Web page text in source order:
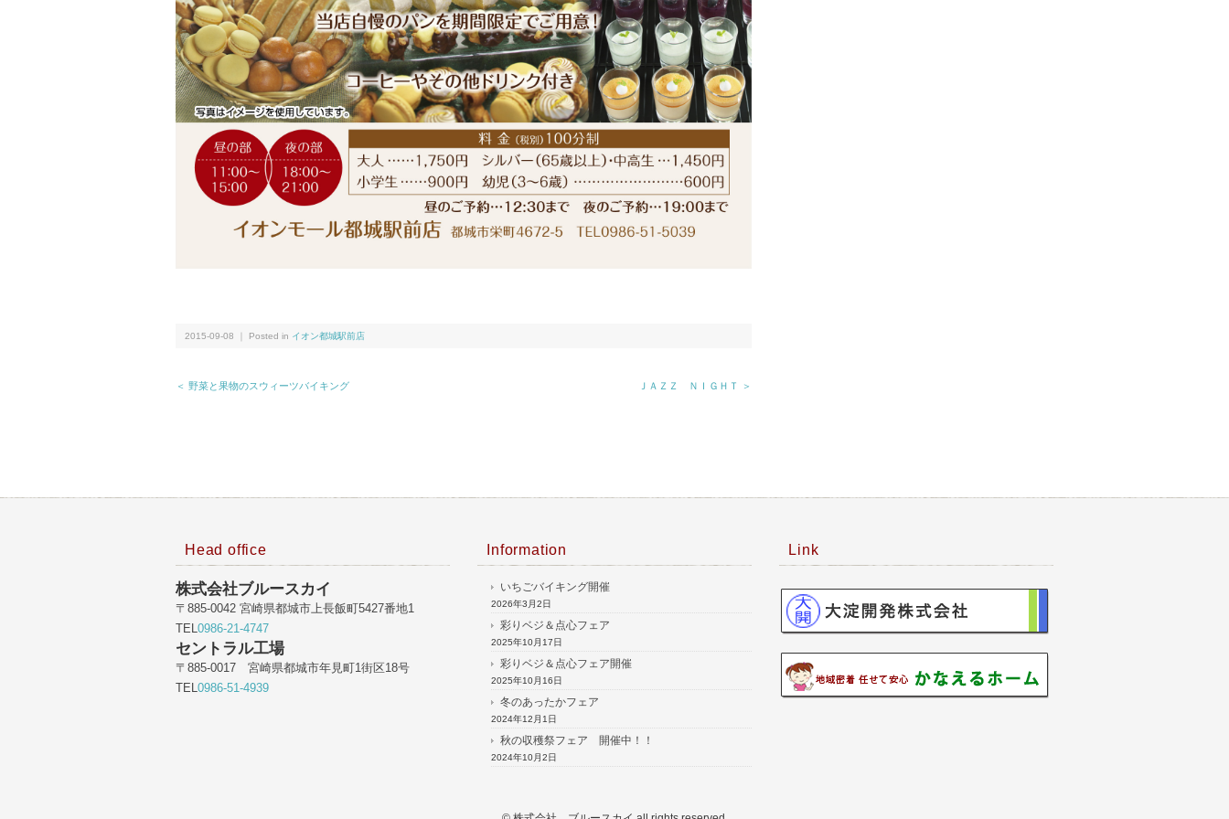
2015-09-08 ｜ Posted in イオン都城駅前店
＜ 野菜と果物のスウィーツバイキング ＪＡＺＺ ＮＩＧＨＴ ＞
Head office
株式会社ブルースカイ
〒885-0042 宮崎県都城市上長飯町5427番地1
TEL 0986-21-4747
セントラル工場
〒885-0017 宮崎県都城市年見町1街区18号
TEL 0986-51-4939
Information
いちごバイキング開催
2026年3月2日
彩りベジ＆点心フェア
2025年10月17日
彩りベジ＆点心フェア開催
2025年10月16日
冬のあったかフェア
2024年12月1日
秋の収穫祭フェア 開催中！！
2024年10月2日
Link